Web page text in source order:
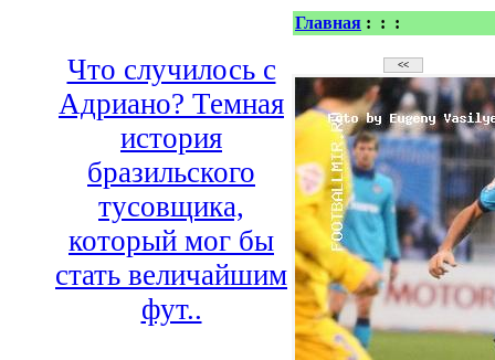
Что случилось с
Адриано? Темная
история
бразильского
тусовщика,
который мог бы
стать величайшим
фут..
Главная : : :